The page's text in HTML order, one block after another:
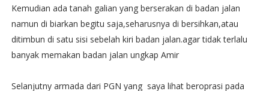
Kemudian ada tanah galian yang berserakan di badan jalan
namun di biarkan begitu saja,seharusnya di bersihkan,atau
ditimbun di satu sisi sebelah kiri badan jalan.agar tidak terlalu
banyak memakan badan jalan ungkap Amir
Selanjutny armada dari PGN yang saya lihat beroprasi pada